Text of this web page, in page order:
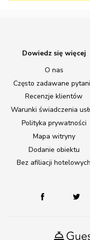
Dowiedz się więcej
O nas
Często zadawane
Recenzje klientów
Warunki świadczenia
Polityka prywatności
Mapa witryny
Dodanie obiektu
Bez afiliacji hotelowych